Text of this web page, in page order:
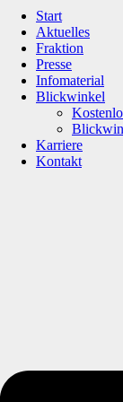
Start
Aktuelles
Fraktion
Presse
Infomaterial
Blickwinkel
Karriere
Kontakt